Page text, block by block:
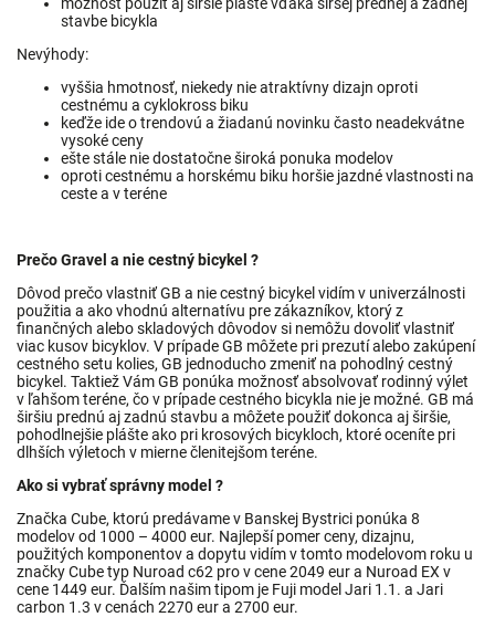
stavbe bicykla
Nevýhody:
vyššia hmotnosť, niekedy nie atraktívny dizajn oproti
cestnému a cyklokross biku
keďže ide o trendovú a žiadanú novinku často neadekvátne
vysoké ceny
ešte stále nie dostatočne široká ponuka modelov
oproti cestnému a horskému biku horšie jazdné vlastnosti na
ceste a v teréne
Prečo Gravel a nie cestný bicykel ?
Dôvod prečo vlastniť GB a nie cestný bicykel vidím v univerzálnosti
použitia a ako vhodnú alternatívu pre zákazníkov, ktorý z
finančných alebo skladových dôvodov si nemôžu dovoliť vlastniť
viac kusov bicyklov. V prípade GB môžete pri prezutí alebo zakúpení
cestného setu kolies, GB jednoducho zmeniť na pohodlný cestný
bicykel. Taktiež Vám GB ponúka možnosť absolvovať rodinný výlet
v ľahšom teréne, čo v prípade cestného bicykla nie je možné. GB má
širšiu prednú aj zadnú stavbu a môžete použiť dokonca aj širšie,
pohodlnejšie plášte ako pri krosových bicykloch, ktoré oceníte pri
dlhších výletoch v mierne členitejšom teréne.
Ako si vybrať správny model ?
Značka Cube, ktorú predávame v Banskej Bystrici ponúka 8
modelov od 1000 – 4000 eur. Najlepší pomer ceny, dizajnu,
použitých komponentov a dopytu vidím v tomto modelovom roku u
značky Cube typ Nuroad c62 pro v cene 2049 eur a Nuroad EX v
cene 1449 eur. Ďalším našim tipom je Fuji model Jari 1.1. a Jari
carbon 1.3 v cenách 2270 eur a 2700 eur.